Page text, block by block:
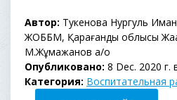
Автор: Тукенова Нургуль
ЖОББМ, Қарағанды облысы
М.Жұмажанов а/о
Опубликовано: 8 Dec. 2020 г.
Категория: Воспитательная